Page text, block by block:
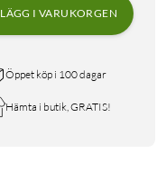
LÄGG I VARUKORGEN
Öppet köp i 100 dagar
Hämta i butik, GRATIS!